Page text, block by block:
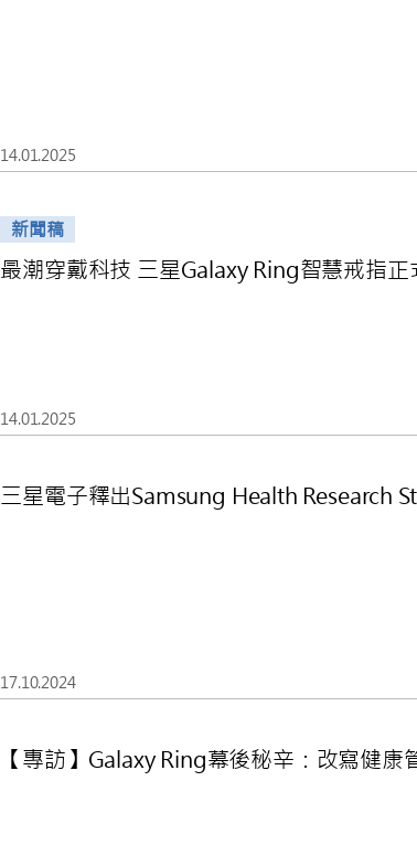
14.01.2025
新聞稿
最潮穿戴科技 三星Galaxy Ring智慧戒指正
14.01.2025
三星電子釋出Samsung Health Research
17.10.2024
【專訪】Galaxy Ring幕後秘辛：改寫健